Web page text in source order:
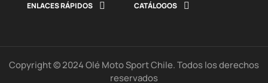
ENLACES RÁPIDOS
 CATÁLOGOS 
Copyright © 2024 Olé Moto Sport Chile. Todos los derechos
reservados